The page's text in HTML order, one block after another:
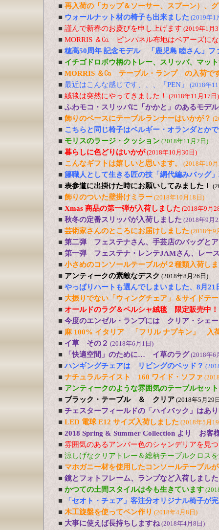
■ 再入荷の「カップ＆ソーサー、スプーン）、
■ ウォールナット材の椅子も出来ました (2019年1
■ 謹んで新春のお慶びを申し上げます (2019年1月
■ MORRIS ＆㏇ ピンパネル布地はベアーズに
■ 穂高50周年 記念モデル 「鹿児島 睦さん」フ
■ イチゴドロボウ柄のトレー、スリッパ、マッ
■ MORRIS ＆㏇ テーブル・ランプ の入荷で
■ 最近はこんな感じです、、、「PEN」 (2018年
■ 絨毯は突然にやってきました！ (2018年11月17日)
■ ふわモコ・スリッパに「かかと」のあるモデ
■ 飾りのベースにテーブルランナーはいかが？
■ こちらと同じ椅子はベルギー・オランダとか
■ モリスのラージ・クッション (2018年11月2日)
■ 暮らしに色どりはいかが(2018年10月30日)
■ こんなギフトは嬉しいと思います。 (2018年10
■ 籐職人として生きる匠の技「網代編みバッグ
■ 表参道に出掛けた時にお願いしてみました！
■ 飾りのついた壁掛けミラー (2018年10月18日)
■ Xmas 商品の第一弾が入荷しました (2018年9月
■ 秋冬の定番スリッパが入荷しました (2018年9月
■ 芸術家さんのところにお届けしました (2018年9
■ 第二弾 フェステナさん、手芸店のバッグと
■ 第一弾 フェステナ・レンテJAMさん、レー
■ 小さめのコンソールテーブルが２種類入荷し
■ アンティークの素敵なデスク (2018年8月26日)
■ やっぱりハートも選んでしまいました、8月21
■ 大振りでない「ウィングチェア」＆サイドテ
■ オールドのラグ＆ペルシャ絨毯 限定販売中！
■ 今度のエンゼル・ランプには クリア・シェ
■ 麻 100% イタリア 「フリル ナプキン」 入
■ イ草 その２ (2018年6月1日)
■ 「快適空間」のために… イ草のラグ (2018年6
■ ハンギングチェアは リビングのベッド？
■ ナチュラルテイスト 160 ワイド・ソファ
■ アンティークのような雰囲気のテーブルセット
■ ブラック・テーブル ＆ クリア (2018年5月29
■ チェスターフィールドの「ハイバック」はあ
■ LED 電球 E12 サイズ入荷しました (2018年5月
■ 2018 Spring & Summer Collection より お客
■ 雰囲気のあるアンバー色のシャンデリアを見
■ 涼しげなクリアトレー＆総柄テーブルクロス
■ マホガニー材を使用したコンソールテーブル
■ 鏡とフォトフレーム、ランプなど入荷しました
■ かつての土間スタイルは今も生きています
■
「セオト・チェア」客注分オリジナル椅子が
■ 木工旋盤を使ってペン作り (2018年4月8日)
■ 大事に使えば長持ちしますね(2018年4月8日)